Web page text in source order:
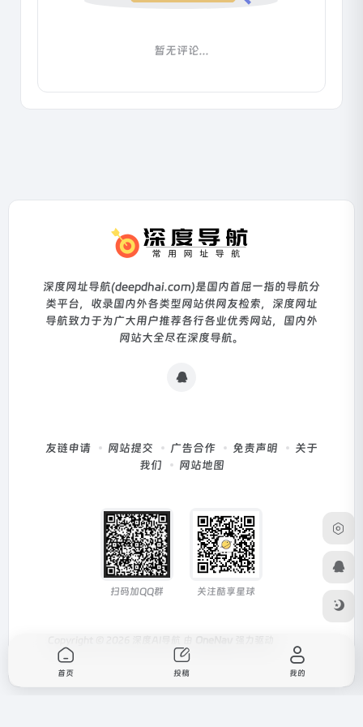
暂无评论...
深度网址导航(deepdhai.com)是国内首屈一指的导航分
类平台，收录国内外各类型网站供网友检索，深度网址
导航致力于为广大用户推荐各行各业优秀网站，国内外
网站大全尽在深度导航。
友链申请 网站提交 广告合作 免责声明
关于
我们
网站地图
扫码加QQ群 关注酷享星球
首页 投稿 我的